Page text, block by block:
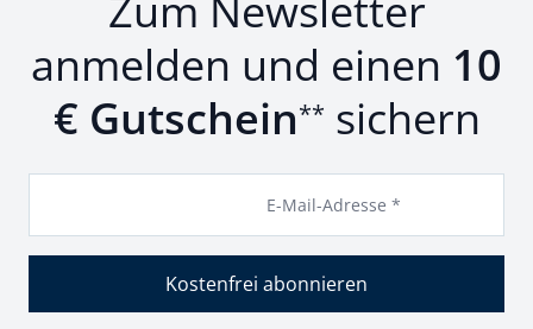
anmelden und einen 10
€ Gutschein** sichern
E-Mail-Adresse *
Kostenfrei abonnieren